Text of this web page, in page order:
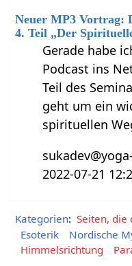
Neuer MP3 Vortrag:
4. Teil „Der
Gerade habe
Podcast ins
Teil des
geht um ein
spirituellen
2022-07-21
Kategorien: Seiten, die
Esoterik
Nordische
Himmelsrichtung